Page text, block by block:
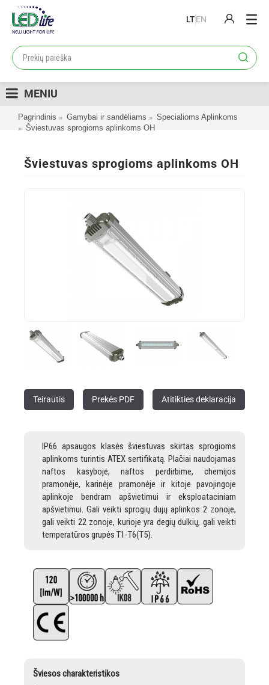
LTEN
PRODUKTAI
LOJALUMO PROGRAMA
KATALOGAI
MENIU
Pagrindinis Gamybai ir sandėliams
Specialioms Aplinkoms
Šviestuvas sprogioms aplinkoms OH
Šviestuvas sprogioms aplinkoms OH
Teirautis Prekės PDF Atitikties deklaracija
IP66 apsaugos klasės šviestuvas skirtas sprogioms
aplinkoms turintis ATEX sertifikatą. Plačiai naudojamas
naftos kasyboje, naftos perdirbime, chemijos
pramonėje, karinėje pramonėje ir kitoje pavojingoje
aplinkoje bendram apšvietimui ir eksploataciniam
apšvietimui. Gali veikti sprogių dujų aplinkos 2 zonoje,
gali veikti 22 zonoje, kurioje yra degių dulkių, gali veikti
temperatūros grupės T1-T6(T5).
Šviesos charakteristikos